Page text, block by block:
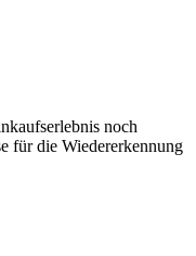
noch
für die Wiedererkennung